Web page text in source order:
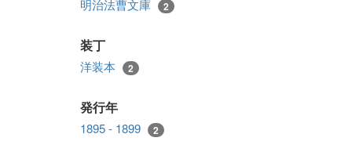
明治法曹文庫 2
装丁
洋装本 2
発行年
1895 - 1899 2